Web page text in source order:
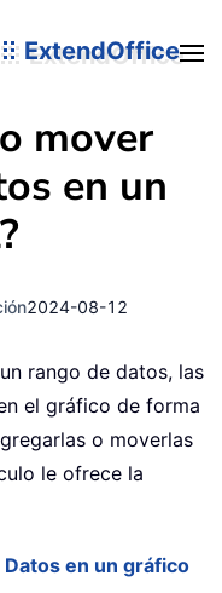
ExtendOffice
mover
en un
2024-08-12
rango de datos, las
el gráfico de forma
o moverlas
le ofrece la
en un gráfico